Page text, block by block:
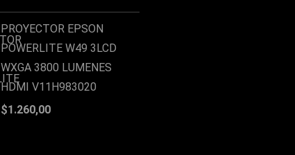
PROYECTOR EPSON
POWERLITE W49 3LCD
WXGA 3800 LUMENES
HDMI V11H983020
$1.260,00